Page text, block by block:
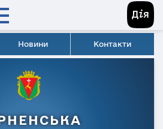
Новини Контакти